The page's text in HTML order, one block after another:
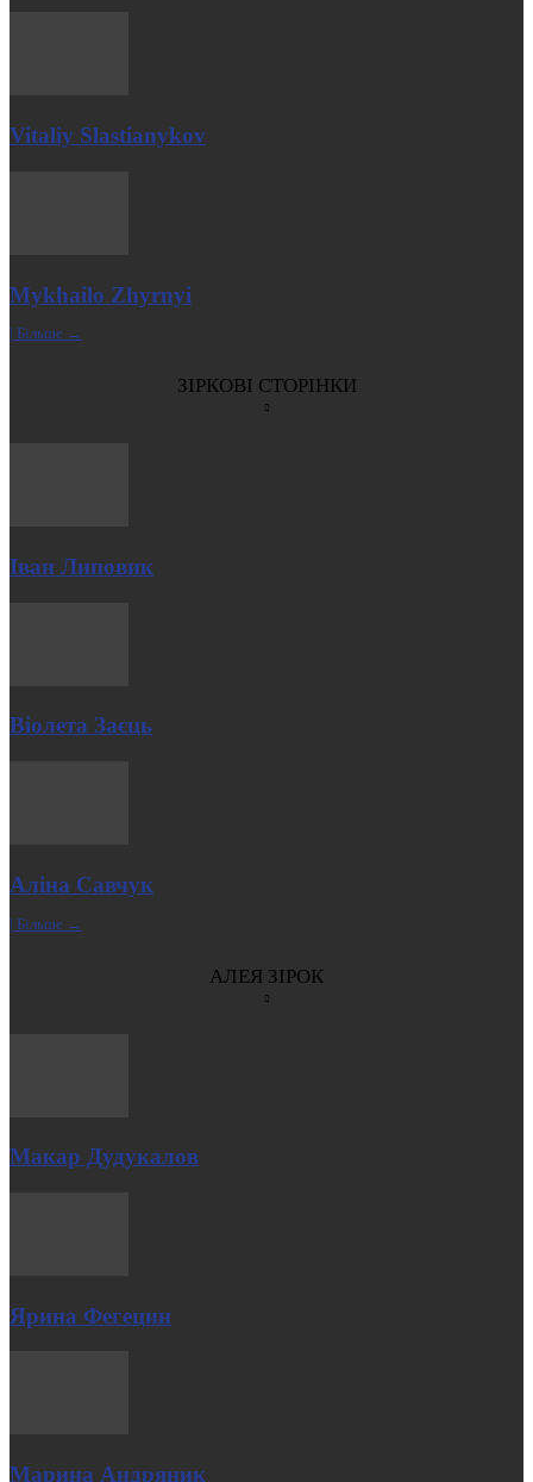
Vitaliy Slastianykov
Mykhailo Zhyrnyi
| Більше →
ЗІРКОВІ СТОРІНКИ
Іван Липовик
Віолета Заєць
Аліна Савчук
| Більше →
АЛЕЯ ЗІРОК
Макар Дудукалов
Ярина Фегецин
Марина Андряник